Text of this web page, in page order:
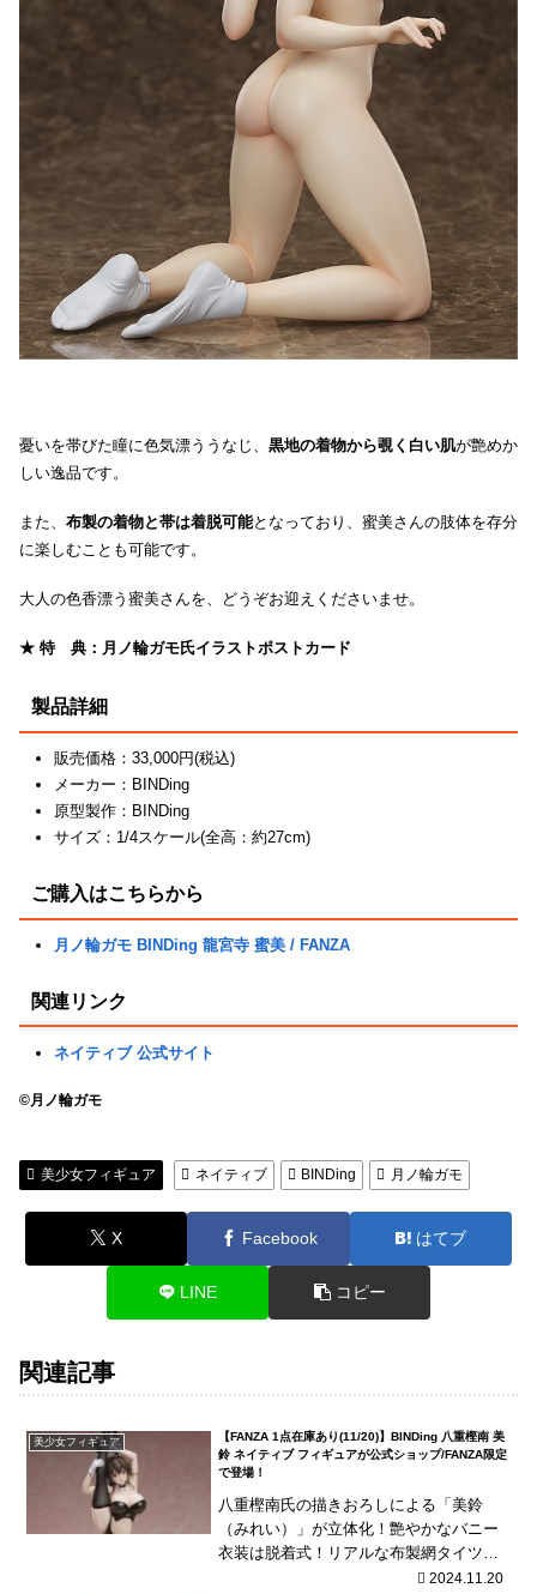
憂いを帯びた瞳に色気漂ううなじ、 黒地の着物から覗く白い肌が艶めか
しい逸品です。
また、 布製の着物と帯は着脱可能となっており、蜜美さんの肢体を存分
に楽しむことも可能です。
大人の色香漂う蜜美さんを、どうぞお迎えくださいませ。
★ 特 典：月ノ輪ガモ氏イラストポストカード
製品詳細
販売価格：33,000円(税込)
メーカー：BINDing
原型製作：BINDing
サイズ：1/4スケール(全高：約27cm)
ご購入はこちらから
月ノ輪ガモ BINDing 龍宮寺 蜜美 / FANZA
関連リンク
ネイティブ 公式サイト
©月ノ輪ガモ
美少女フィギュア ネイティブ BINDing 月ノ輪ガモ
X Facebook はてブ
LINE コピー
関連記事
美少女フィギュア
【FANZA 1点在庫あり(11/20)】BINDing 八重樫南 美
鈴 ネイティブ フィギュアが公式ショップ/FANZA限定
で登場！
八重樫南氏の描きおろしによる「美鈴
（みれい）」が立体化！艶やかなバニー
衣装は脱着式！リアルな布製網タイツな
ど細部の質感にこだわった逸品です！
2024.11.20